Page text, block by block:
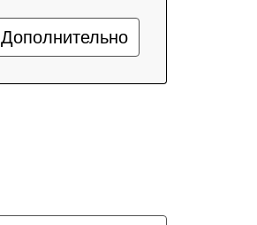
Дополнительно